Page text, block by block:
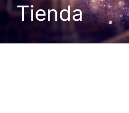
Tienda